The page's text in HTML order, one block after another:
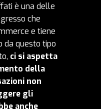
è una delle
che
e tiene
da questo tipo
ci si aspetta
della
non
gli
anche